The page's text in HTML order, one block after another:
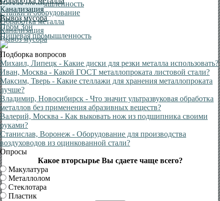
Легкая промышленность
Станки и оборудование
Обработка металла
Канализация
Вывоз мусора
Канализация
Вывоз мусора
Пром Зон
Пищевая промышленность
Подборка вопросов
Михаил, Липецк - Какие диски для резки металла использовать?
Иван, Москва - Какой ГОСТ металлопроката листовой стали?
Максим, Тверь - Какие стеллажи для хранения металлопроката
лучше?
Владимир, Новосибирск - Что значит ультразвуковая обработка
металлов без применения абразивных веществ?
Валерий, Москва - Как выковать нож из подшипника своими
руками?
Станислав, Воронеж - Оборудование для производства
воздуховодов из оцинкованной стали?
Опросы
Какое вторсырье Вы сдаете чаще всего?
Макулатура
Металлолом
Стеклотара
Пластик